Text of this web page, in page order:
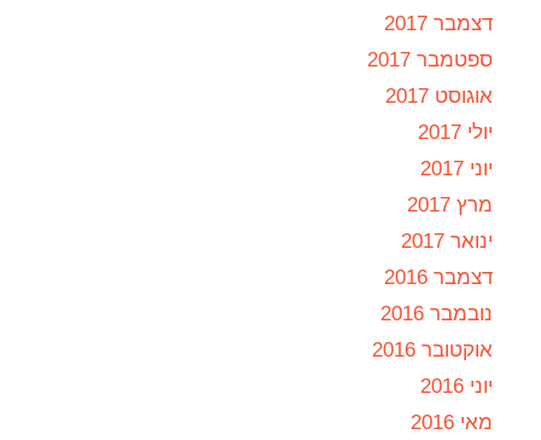
דצמבר 2017
ספטמבר 2017
אוגוסט 2017
יולי 2017
יוני 2017
מרץ 2017
ינואר 2017
דצמבר 2016
נובמבר 2016
אוקטובר 2016
יוני 2016
מאי 2016